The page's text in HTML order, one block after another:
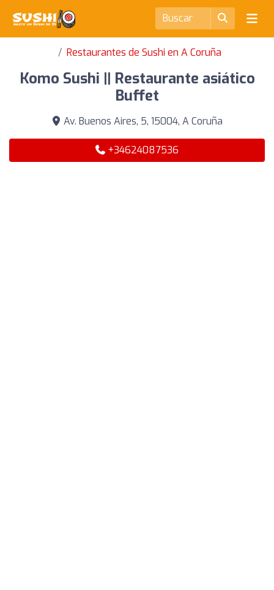
Restaurantes de Sushi en A Coruña
Komo Sushi || Restaurante asiático
Buffet
Av. Buenos Aires, 5, 15004, A Coruña
+34624087536